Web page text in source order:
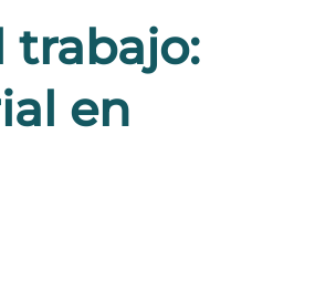
trabajo:
en